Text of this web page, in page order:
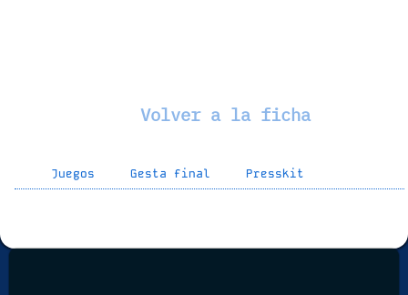
Volver a la ficha
Juegos Gesta final Presskit